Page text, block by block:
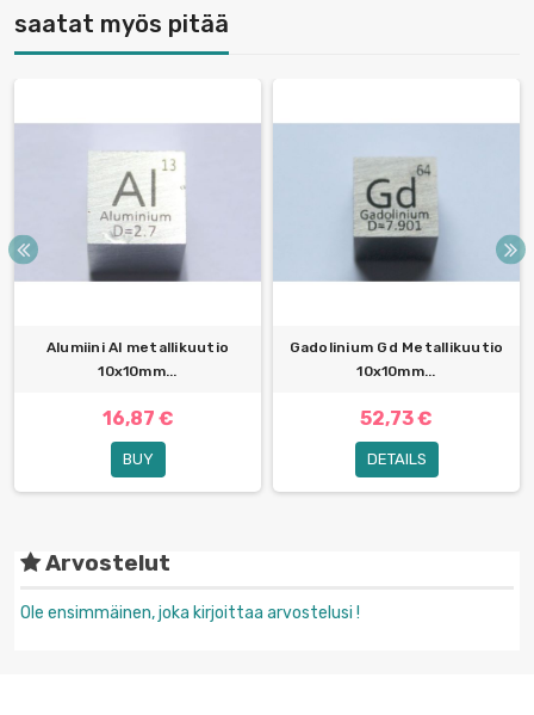
saatat myös pitää
Alumiini Al metallikuutio
10x10mm...
16,87 €
BUY
Gadolinium Gd Metallikuutio
10x10mm...
52,73 €
DETAILS
Arvostelut
Ole ensimmäinen, joka kirjoittaa arvostelusi !